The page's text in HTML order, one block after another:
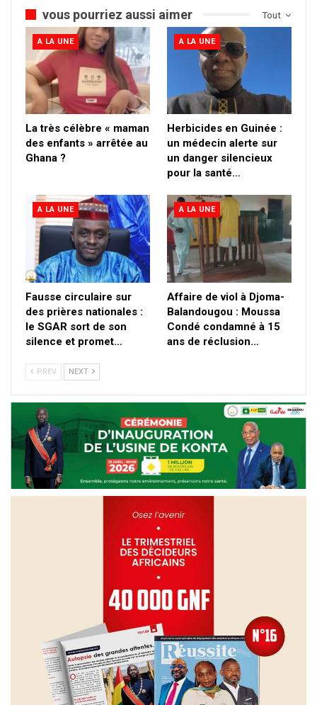
Tout
vous pourriez aussi aimer
A LA UNE
La très célèbre « maman
des enfants » arrêtée au
Ghana ?
A LA UNE
Herbicides en Guinée :
un médecin alerte sur
un danger silencieux
pour la santé…
A LA UNE
Fausse circulaire sur
des prières nationales :
le SGAR sort de son
silence et promet…
A LA UNE
Affaire de viol à Djoma-
Balandougou : Moussa
Condé condamné à 15
ans de réclusion…
PREV NEXT